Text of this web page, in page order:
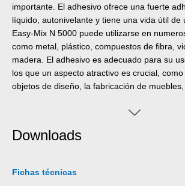
importante. El adhesivo ofrece una fuerte
líquido, autonivelante y tiene una vida útil de
Easy-Mix N 5000 puede utilizarse en
como metal, plástico, compuestos de fibra,
madera. El adhesivo es adecuado para su
los que un aspecto atractivo es crucial,
objetos de diseño, la fabricación de
industriales y artesanales. La Pistola
productos Easy-Mix en formatos de 50 ml.
Downloads
Fichas técnicas